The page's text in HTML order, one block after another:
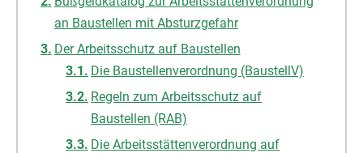
an Baustellen mit Absturzgefahr
Der Arbeitsschutz auf Baustellen
Die Baustellenverordnung (BaustellV)
Regeln zum Arbeitsschutz auf
Baustellen (RAB)
Die Arbeitsstättenverordnung auf